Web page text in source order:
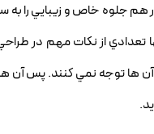
هم جلوه خاص و زيبايي را
تعدادي از نکات مهم در
ها توجه نمي کنند. پس آن ها